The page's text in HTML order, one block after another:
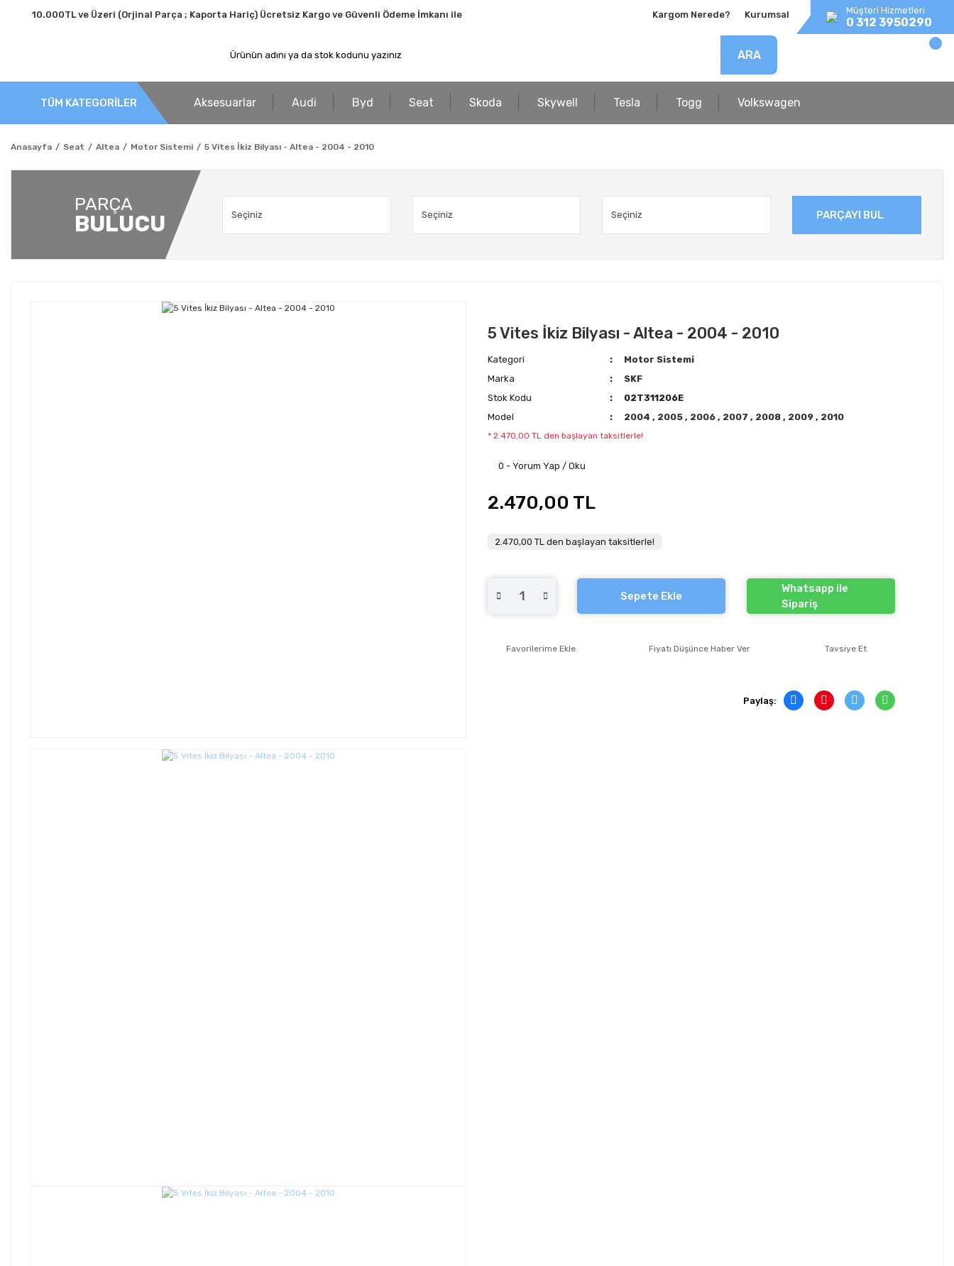
10.000TL ve Üzeri (Orjinal Parça ; Kaporta Hariç) Ücretsiz Kargo ve Güvenli Ödeme İmkanı ile Kargom Nerede? Kurumsal Müşteri Hizmetleri
0 312 3950290
ARA
TÜM KATEGORİLER Aksesuarlar Audi Byd Seat Skoda Skywell Tesla Togg Volkswagen
Anasayfa Seat Altea Motor Sistemi 5 Vites İkiz Bilyası - Altea - 2004 - 2010
PARÇA
BULUCU PARÇAYI BUL
5 Vites İkiz Bilyası - Altea - 2004 - 2010
Kategori
Motor Sistemi
Marka
SKF
Stok Kodu
02T311206E
Model
2004, 2005, 2006, 2007, 2008, 2009, 2010
* 2.470,00 TL den başlayan taksitlerle!
0 - Yorum Yap / Oku
2.470,00 TL
2.470,00 TL den başlayan taksitlerle!
Sepete Ekle
Whatsapp ile
Sipariş
Fiyatı Düşünce Haber Ver Tavsiye Et
Paylaş: